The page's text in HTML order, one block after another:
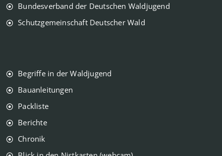
Bundesverband der Deutschen Waldjugend
Schutzgemeinschaft Deutscher Wald
Begriffe in der Waldjugend
Bauanleitungen
Packliste
Berichte
Chronik